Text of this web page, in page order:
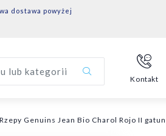
dostawa powyżej
lub kategorii
Kontakt
Genuins Jean Bio Charol Rojo II